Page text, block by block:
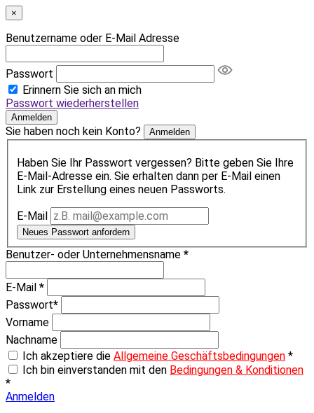
×
Benutzername oder E-Mail Adresse
Passwort
Erinnern Sie sich an mich
Passwort wiederherstellen
Anmelden
Sie haben noch kein Konto? Anmelden
Haben Sie Ihr Passwort vergessen? Bitte geben Sie Ihre
E-Mail-Adresse ein. Sie erhalten dann per E-Mail einen
Link zur Erstellung eines neuen Passworts.
E-Mail
Neues Passwort anfordern
Benutzer- oder Unternehmensname *
E-Mail *
Passwort*
Vorname
Nachname
Ich akzeptiere die Allgemeine Geschäftsbedingungen *
Ich bin einverstanden mit den Bedingungen & Konditionen
*
Anmelden